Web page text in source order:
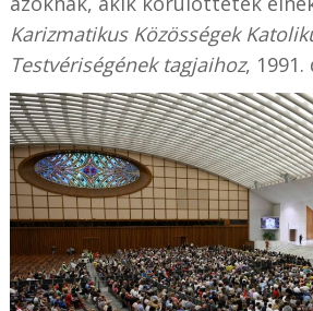
Karizmatikus Közösségek
Testvériségének tagjaihoz, 1991.